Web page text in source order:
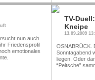
nun auch
Friedensprofil
emotionales
TV-
Kneipe
13.09.2009
OSNABRÜCK.
Sonntagabend
liegen. Oder
“Peitsche”